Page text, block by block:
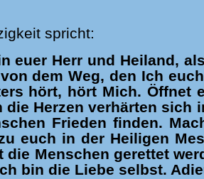
spricht:
euer Herr und Heiland,
dem Weg, den Ich
hört, hört Mich. Öffnet
die Herzen verhärten
Frieden finden.
euch in der Heiligen
die Menschen gerettet
bin die Liebe selbst.